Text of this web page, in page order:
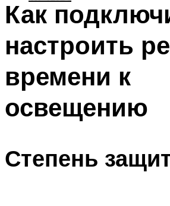
Как
настроить
времени к
освещению
Степень